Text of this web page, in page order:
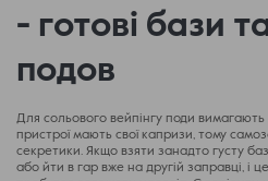
- готові бази
подов
Для сольового вейпінгу поди
пристрої мають свої капризи, тому
секретики. Якщо взяти занадто густу
або йти в гар вже на другій заправці, і